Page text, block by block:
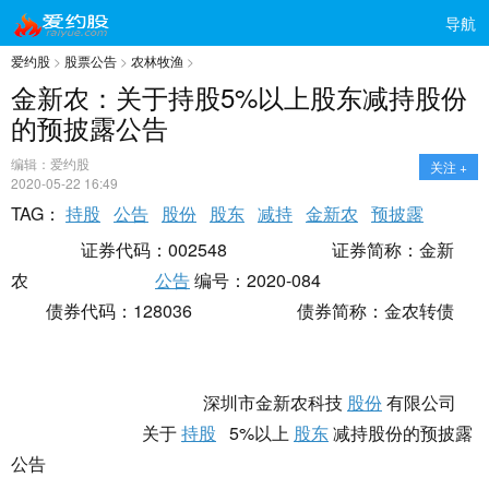
导航
爱约股 > 股票公告 > 农林牧渔 >
金新农：关于持股5%以上股东减持股份
的预披露公告
编辑：爱约股
2020-05-22 16:49
关注 +
TAG： 持股 公告 股份 股东 减持 金新农 预披露
证券代码：002548 证券简称：金新
农
公告编号：2020-084
债券代码：128036 债券简称：金农转债
深圳市金新农科技 股份有限公司
关于持股 5%以上 股东减持股份的预披露
公告